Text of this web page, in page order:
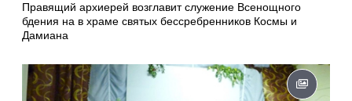
Правящий архиерей возглавит служение Всенощного
бдения на в храме святых бессребренников Космы и
Дамиана